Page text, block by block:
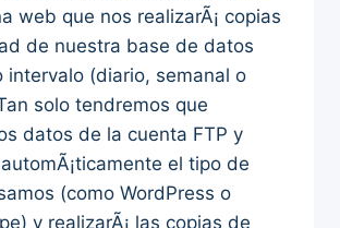
web que nos realizarÃ¡ copias
de nuestra base de datos
intervalo (diario, semanal o
solo tendremos que
datos de la cuenta FTP y
el tipo de
(como WordPress o
y realizarÃ¡ las copias de